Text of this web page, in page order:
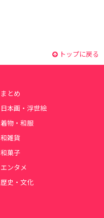
トップに戻る
まとめ
日本画・浮世絵
着物・和服
和雑貨
和菓子
エンタメ
歴史・文化